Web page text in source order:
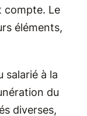
compte. Le
éléments,
salarié à la
du
diverses,